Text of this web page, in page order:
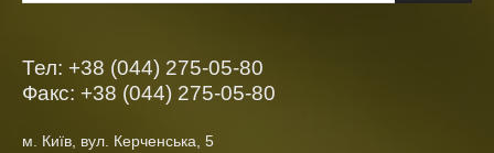
Тел: +38 (044) 275-05-80
Факс: +38 (044) 275-05-80
м. Київ, вул. Керченська, 5